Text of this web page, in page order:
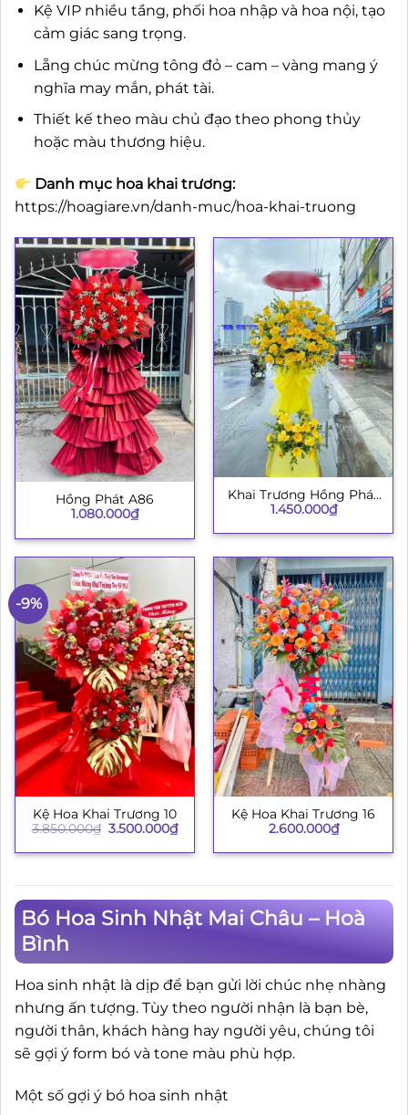
Kệ VIP nhiều tầng, phối hoa nhập và hoa nội, tạo
cảm giác sang trọng.
Lẵng chúc mừng tông đỏ – cam – vàng mang ý
nghĩa may mắn, phát tài.
Thiết kế theo màu chủ đạo theo phong thủy
hoặc màu thương hiệu.
Danh mục hoa khai trương:
https://hoagiare.vn/danh-muc/hoa-khai-truong
Hồng Phát A86
1.080.000₫
Khai Trương Hồng Phát
003
1.450.000₫
-9%
Kệ Hoa Khai Trương 10
3.850.000₫ Giá
là:
3.500.000₫Giá
hiện
tại
Kệ Hoa Khai Trương 16
2.600.000₫
Bó Hoa Sinh Nhật Mai Châu – Hoà
Bình
Hoa sinh nhật là dịp để bạn gửi lời chúc nhẹ nhàng
nhưng ấn tượng. Tùy theo người nhận là bạn bè,
người thân, khách hàng hay người yêu, chúng tôi
sẽ gợi ý form bó và tone màu phù hợp.
Một số gợi ý bó hoa sinh nhật